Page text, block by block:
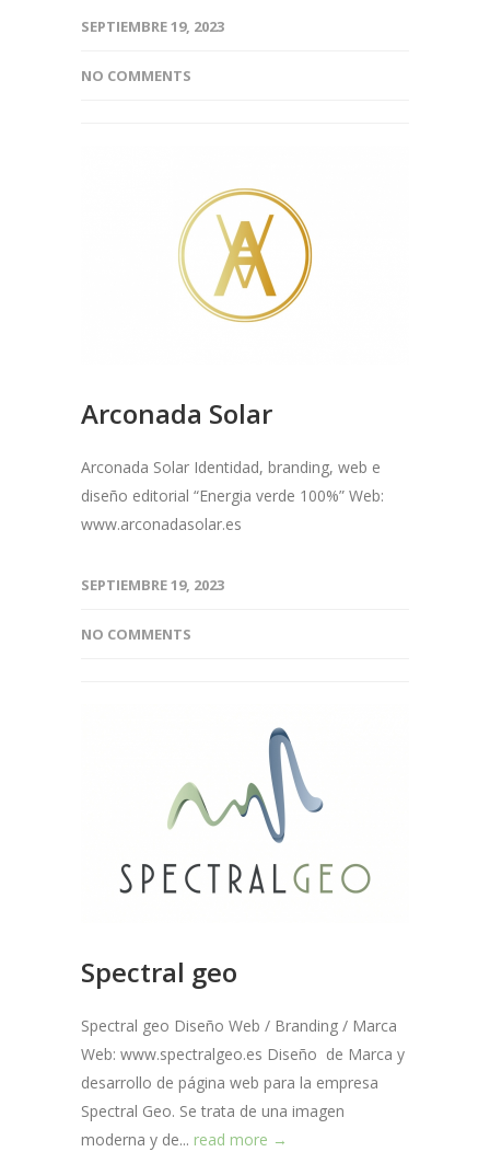
SEPTIEMBRE 19, 2023
NO COMMENTS
Arconada Solar
Arconada Solar Identidad, branding, web e
diseño editorial “Energia verde 100%” Web:
www.arconadasolar.es
SEPTIEMBRE 19, 2023
NO COMMENTS
Spectral geo
Spectral geo Diseño Web / Branding / Marca
Web: www.spectralgeo.es Diseño de Marca y
desarrollo de página web para la empresa
Spectral Geo. Se trata de una imagen
moderna y de... read more →